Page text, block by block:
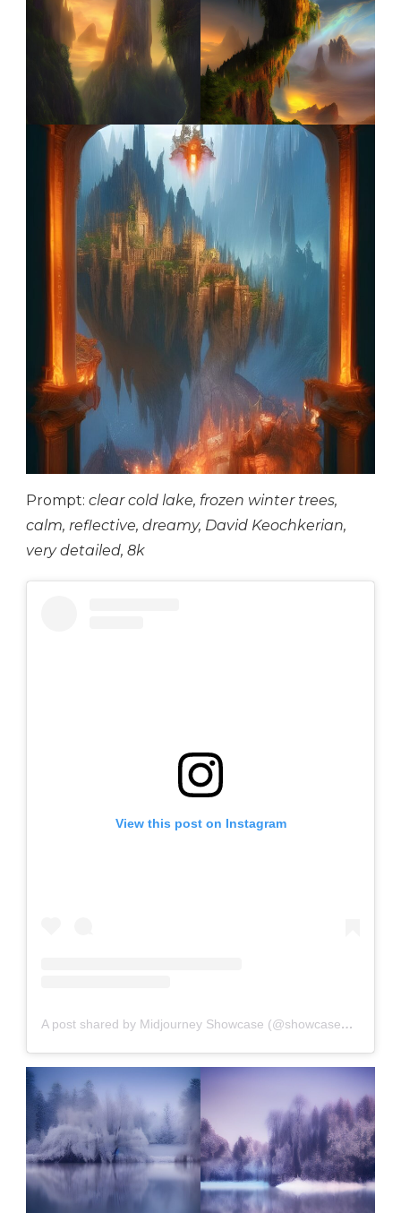
Prompt: clear cold lake, frozen winter trees,
calm, reflective, dreamy, David Keochkerian,
very detailed, 8k
View this post on Instagram
A post shared by Midjourney Showcase (@showcasemidjourney)